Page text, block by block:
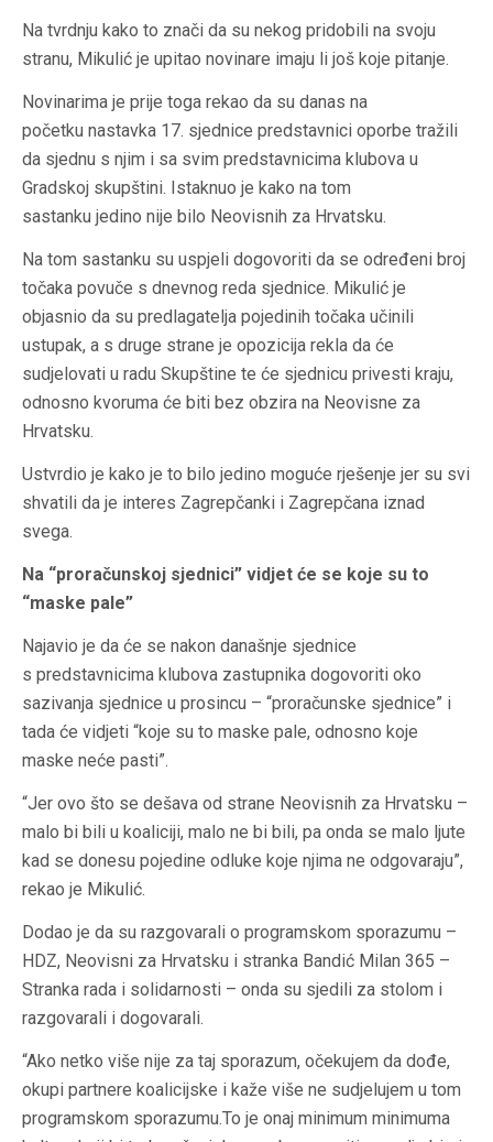
Na tvrdnju kako to znači da su nekog pridobili na svoju
stranu, Mikulić je upitao novinare imaju li još koje pitanje.
Novinarima je prije toga rekao da su danas na
početku nastavka 17. sjednice predstavnici oporbe tražili
da sjednu s njim i sa svim predstavnicima klubova u
Gradskoj skupštini. Istaknuo je kako na tom
sastanku jedino nije bilo Neovisnih za Hrvatsku.
Na tom sastanku su uspjeli dogovoriti da se određeni broj
točaka povuče s dnevnog reda sjednice. Mikulić je
objasnio da su predlagatelja pojedinih točaka učinili
ustupak, a s druge strane je opozicija rekla da će
sudjelovati u radu Skupštine te će sjednicu privesti kraju,
odnosno kvoruma će biti bez obzira na Neovisne za
Hrvatsku.
Ustvrdio je kako je to bilo jedino moguće rješenje jer su svi
shvatili da je interes Zagrepčanki i Zagrepčana iznad
svega.
Na “proračunskoj sjednici” vidjet će se koje su to
“maske pale”
Najavio je da će se nakon današnje sjednice
s predstavnicima klubova zastupnika dogovoriti oko
sazivanja sjednice u prosincu – “proračunske sjednice” i
tada će vidjeti “koje su to maske pale, odnosno koje
maske neće pasti”.
“Jer ovo što se dešava od strane Neovisnih za Hrvatsku –
malo bi bili u koaliciji, malo ne bi bili, pa onda se malo ljute
kad se donesu pojedine odluke koje njima ne odgovaraju”,
rekao je Mikulić.
Dodao je da su razgovarali o programskom sporazumu –
HDZ, Neovisni za Hrvatsku i stranka Bandić Milan 365 –
Stranka rada i solidarnosti – onda su sjedili za stolom i
razgovarali i dogovarali.
“Ako netko više nije za taj sporazum, očekujem da dođe,
okupi partnere koalicijske i kaže više ne sudjelujem u tom
programskom sporazumu.To je onaj minimum minimuma